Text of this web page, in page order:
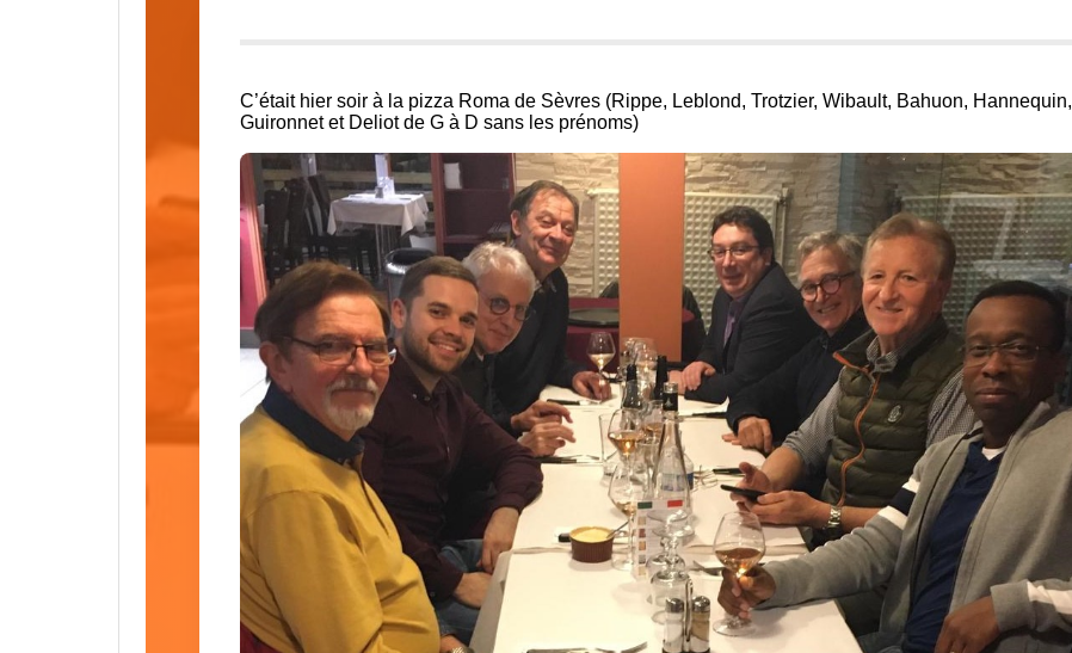
C’était hier soir à la pizza Roma de Sèvres (Rippe, Leblond, Trotzier, Wibault, Bahuon, Hannequin,
Guironnet et Deliot de G à D sans les prénoms)